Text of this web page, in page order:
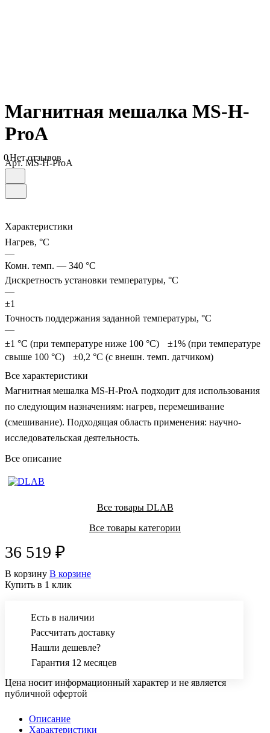
Магнитная мешалка MS-H-
ProA
0Нет отзывов
Арт.MS-H-ProA
Характеристики
Нагрев, °С
—
Комн. темп. — 340 °C
Дискретность установки температуры, °С
—
±1
Точность поддержания заданной температуры, °С
—
±1 °C (при температуре ниже 100 °C) ±1% (при температуре
свыше 100 °C) ±0,2 °C (с внешн. темп. датчиком)
Все характеристики
Магнитная мешалка MS-H-ProA подходит для использования
по следующим назначениям: нагрев, перемешивание
(смешивание). Подходящая область применения: научно-
исследовательская деятельность.
Все описание
Все товары DLAB
Все товары категории
36 519 ₽
В корзину В корзине
Купить в 1 клик
Есть в наличии
Рассчитать доставку
Нашли дешевле?
Гарантия 12 месяцев
Цена носит информационный характер и не является
публичной офертой
Описание
Характеристики